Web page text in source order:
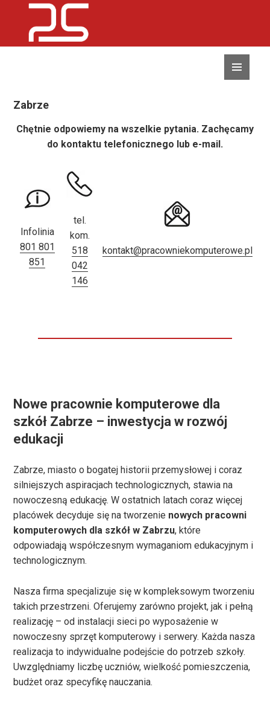
Zabrze
Chętnie odpowiemy na wszelkie pytania. Zachęcamy
do kontaktu telefonicznego lub e-mail.
Infolinia
801 801
851
tel.
kom.
518
042
146
kontakt@pracowniekomputerowe.pl
Nowe pracownie komputerowe dla
szkół Zabrze – inwestycja w rozwój
edukacji
Zabrze, miasto o bogatej historii przemysłowej i coraz
silniejszych aspiracjach technologicznych, stawia na
nowoczesną edukację. W ostatnich latach coraz więcej
placówek decyduje się na tworzenie nowych pracowni
komputerowych dla szkół w Zabrzu, które
odpowiadają współczesnym wymaganiom edukacyjnym i
technologicznym.
Nasza firma specjalizuje się w kompleksowym tworzeniu
takich przestrzeni. Oferujemy zarówno projekt, jak i pełną
realizację – od instalacji sieci po wyposażenie w
nowoczesny sprzęt komputerowy i serwery. Każda nasza
realizacja to indywidualne podejście do potrzeb szkoły.
Uwzględniamy liczbę uczniów, wielkość pomieszczenia,
budżet oraz specyfikę nauczania.